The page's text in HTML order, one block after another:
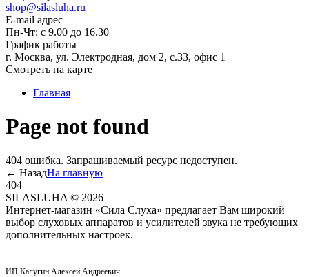
shop@silasluha.ru
E-mail адрес
Пн-Чт: с 9.00 до 16.30
График работы
г. Москва, ул. Электродная, дом 2, с.33, офис 1
Смотреть на карте
Главная
Page not found
404 ошибка. Запрашиваемый ресурс недоступен.
← НазадНа главную
404
SILASLUHA © 2026
Интернет-магазин «Сила Слуха» предлагает Вам широкий
выбор слуховых аппаратов и усилителей звука не требующих
дополнительных настроек.
ИП Калугин Алексей Андреевич